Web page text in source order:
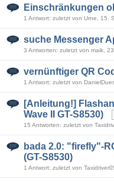
Einschränkungen
1 Antwort: zuletzt von Urne, 15.
suche Messenger
3 Antworten: zuletzt von maik,
vernünftiger QR
1 Antwort: zuletzt von
[Anleitung!]
Wave II GT-S8530)
15 Antworten: zuletzt von
bada 2.0: "firefly"-
(GT-S8530)
1 Antwort: zuletzt von